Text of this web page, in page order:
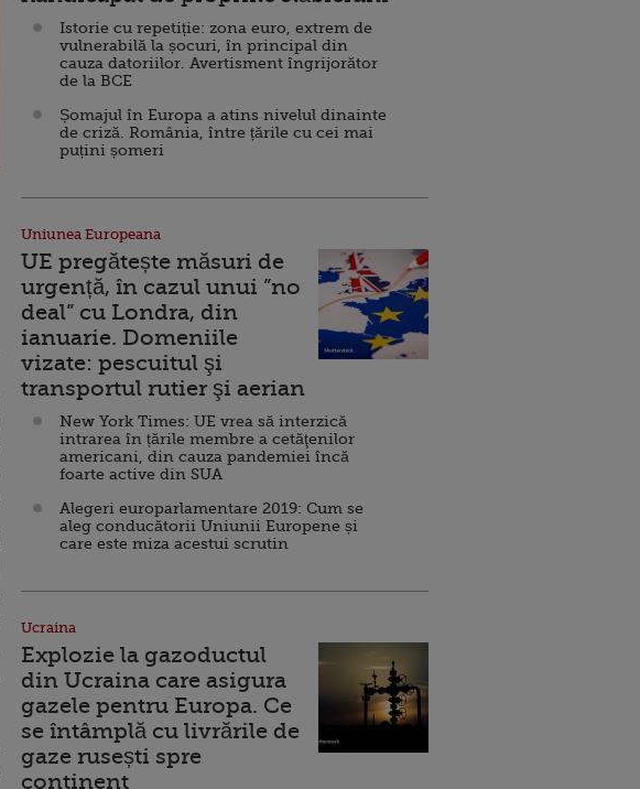
Istorie cu repetiție: zona euro, extrem de
vulnerabilă la șocuri, în principal din
cauza datoriilor. Avertisment îngrijorător
de la BCE
Șomajul în Europa a atins nivelul dinainte
de criză. România, între țările cu cei mai
puțini șomeri
Uniunea Europeana
UE pregătește măsuri de
urgență, în cazul unui ”no
deal” cu Londra, din
ianuarie. Domeniile
vizate: pescuitul şi
transportul rutier şi aerian
New York Times: UE vrea să interzică
intrarea în țările membre a cetăţenilor
americani, din cauza pandemiei încă
foarte active din SUA
Alegeri europarlamentare 2019: Cum se
aleg conducătorii Uniunii Europene și
care este miza acestui scrutin
Ucraina
Explozie la gazoductul
din Ucraina care asigura
gazele pentru Europa. Ce
se întâmplă cu livrările de
gaze rusești spre
continent